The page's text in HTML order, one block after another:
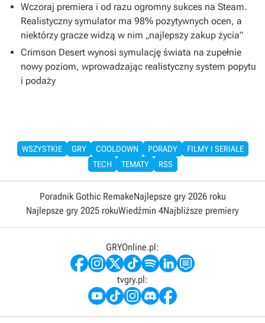
Wczoraj premiera i od razu ogromny sukces na Steam.
Realistyczny symulator ma 98% pozytywnych ocen, a
niektórzy gracze widzą w nim „najlepszy zakup życia”
Crimson Desert wynosi symulację świata na zupełnie
nowy poziom, wprowadzając realistyczny system popytu
i podaży
WSZYSTKIE GRY COOLDOWN PORADY
FILMY I SERIALE
TECH
TEMATY RSS
Poradnik Gothic RemakeNajlepsze gry 2026 roku
Najlepsze gry 2025 rokuWiedźmin 4Najbliższe premiery
GRYOnline.pl:
tvgry.pl: